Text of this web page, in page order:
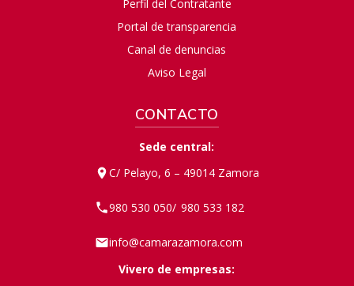
Perfil del Contratante
Portal de transparencia
Canal de denuncias
Aviso Legal
CONTACTO
Sede central:
C/ Pelayo, 6 – 49014 Zamora
980 530 050/ 980 533 182
info@camarazamora.com
Vivero de empresas: